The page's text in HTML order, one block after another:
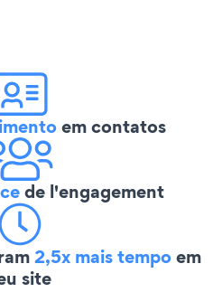
em contatos
de l'engagement
2,5x mais tempoem
site